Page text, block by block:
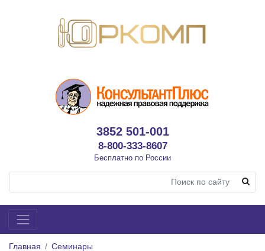
3852 501-001
8-800-333-8607
Бесплатно по России
Главная
Семинары